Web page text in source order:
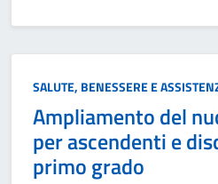
Categoria:
SALUTE, BENESSERE E
Ampliamento del
per ascendenti e
primo grado